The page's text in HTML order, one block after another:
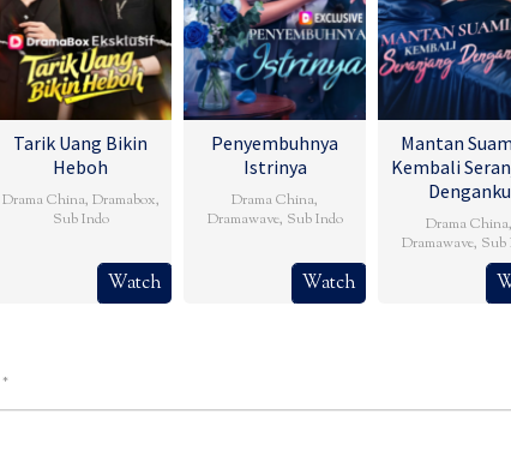
Tarik Uang Bikin
Heboh
Drama China, Dramabox,
Sub Indo
Watch
Penyembuhnya
Istrinya
Drama China,
Dramawave, Sub Indo
Watch
Mantan
Kembali
Denganku
Drama China,
Dramawave, Sub
*